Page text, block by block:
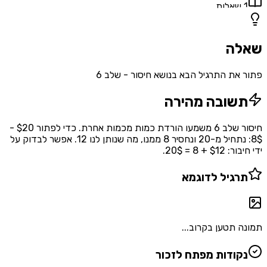
1 שאלות
שאלה
פתור את התרגיל הבא בנושא חיסור - שלב 6
תשובה מהירה
חיסור שלב 6 משמעו הורדת כמות מכמות אחרת. כדי לפתור $20 -
8$: נתחיל מ-20 ונחסיר 8 ממנו, מה שנותן לנו 12. אפשר לבדוק על
ידי חיבור: $12 + 8 = 20$.
תרגיל לדוגמא
תמונה תטען בקרוב...
נקודות מפתח לזכור